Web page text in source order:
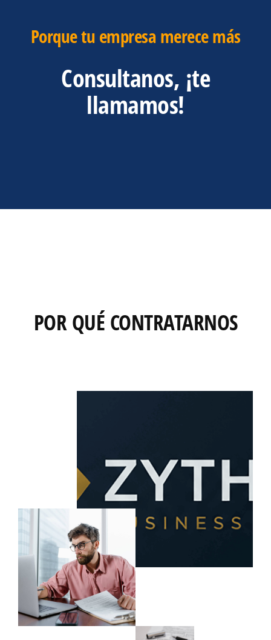
Porque tu empresa merece más
Consultanos, ¡te
llamamos!
POR QUÉ CONTRATARNOS